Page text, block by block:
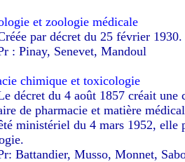
et zoologie médicale
par décret du 25 février 1930.
: Pinay, Senevet, Mandoul
chimique et toxicologie
décret du 4 août 1857 créait
de pharmacie et matière
ministériel du 4 mars 1952, elle
Battandier, Musso, Monnet,